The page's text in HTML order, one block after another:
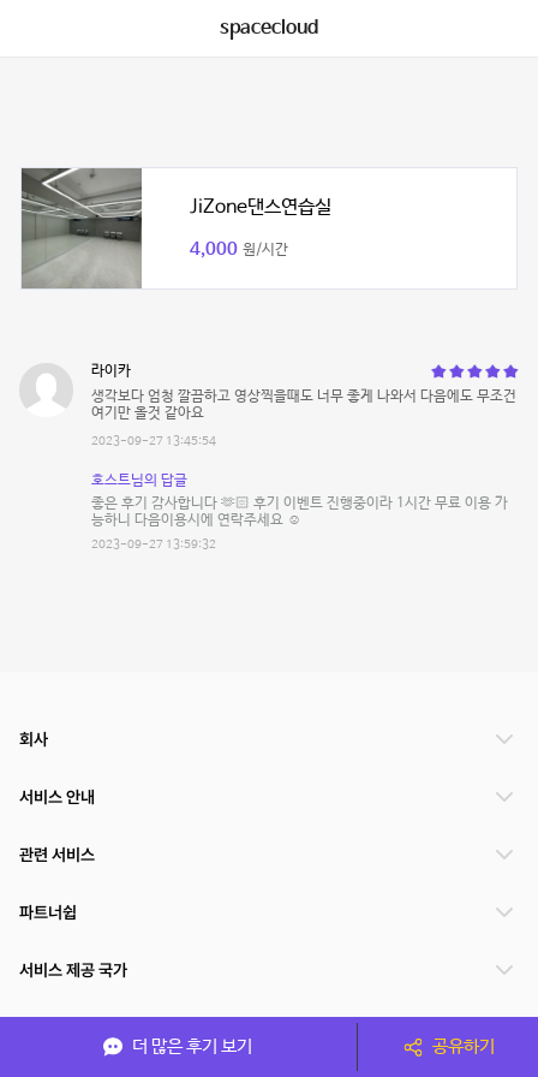
spacecloud
JiZone댄스연습실
4,000 원/시간
라이카
생각보다 엄청 깔끔하고 영상찍을때도 너무 좋게 나와서 다음에도 무조건
여기만 올것 같아요
2023-09-27 13:45:54
호스트님의 답글
좋은 후기 감사합니다 🫶🏻 후기 이벤트 진행중이라 1시간 무료 이용 가
능하니 다음이용시에 연락주세요 ☺️
2023-09-27 13:59:32
더 많은 후기 보기 공유하기
회사
서비스 안내
관련 서비스
파트너쉽
서비스 제공 국가
(주)NSPACE 사업자정보